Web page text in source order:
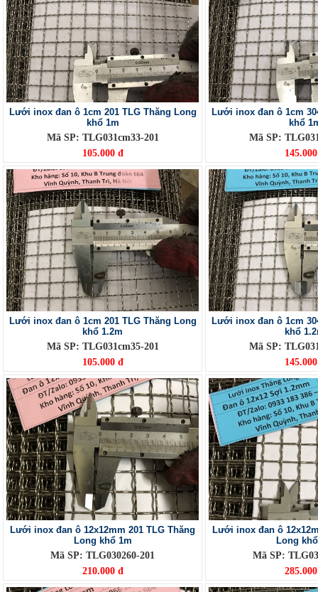
Lưới inox đan ô 1cm 201 TLG Thăng Long
khổ 1m
Mã SP: TLG031cm33-201
105.000 đ
Lưới inox đan ô 1cm
khổ
Mã SP:
Lưới inox đan ô 1cm 201 TLG Thăng Long
khổ 1.2m
Mã SP: TLG031cm35-201
105.000 đ
Lưới inox đan ô 1cm
khổ
Mã SP:
Lưới inox đan ô 12x12mm 201 TLG Thăng
Long khổ 1m
Mã SP: TLG030260-201
210.000 đ
Lưới inox đan ô
Long
Mã SP: